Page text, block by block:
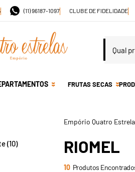
(11) 96187-1097 CLUBE DE FIDELIDADE
FRUTAS SECAS
RIOMEL
10 Produtos
(10)